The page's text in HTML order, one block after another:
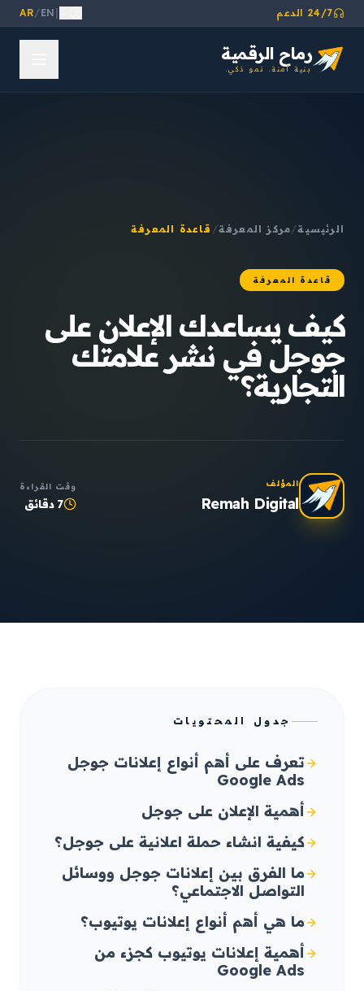
24/7 الدعم EN
/
AR
رماح الرقمية
بنية آمنة. نمو ذكي.
الرئيسية/مركز المعرفة/ قاعدة المعرفة
قاعدة المعرفة
كيف يساعدك الإعلان على
جوجل في نشر علامتك
التجارية؟
المؤلف
Remah Digital
وقت القراءة
7 دقائق
جدول المحتويات
تعرف على أهم أنواع إعلانات جوجل
Google Ads
أهمية الإعلان على جوجل
كيفية انشاء حملة اعلانية على جوجل؟
ما الفرق بين إعلانات جوجل ووسائل
التواصل الاجتماعي؟
ما هي أهم أنواع إعلانات يوتيوب؟
أهمية إعلانات يوتيوب كجزء من
Google Ads